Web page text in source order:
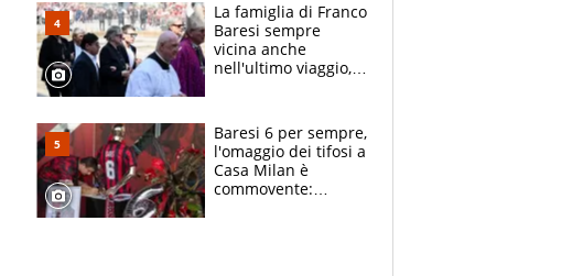
La famiglia di Franco
Baresi sempre
vicina anche
nell'ultimo viaggio,
circondati
dall'affetto dei tifosi
Baresi 6 per sempre,
l'omaggio dei tifosi a
Casa Milan è
commovente: